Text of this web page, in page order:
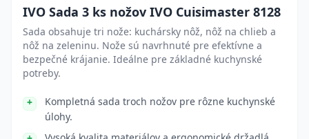
IVO Sada 3 ks nožov IVO Cuisimaster 8128
Sada obsahuje tri nože: kuchársky nôž, nôž na chlieb a
nôž na zeleninu. Nože sú navrhnuté pre efektívne a
bezpečné krájanie. Ideálne pre základné kuchynské
potreby.
Kompletná sada troch nožov pre rôzne kuchynské
úlohy.